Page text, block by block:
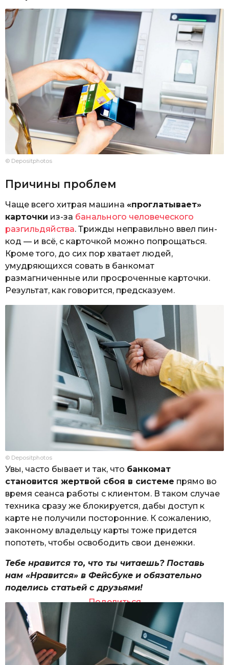
© Depositphotos
Причины проблем
Чаще всего хитрая машина «проглатывает»
карточки из-за банального человеческого
разгильдяйства. Трижды неправильно ввел пин-
код — и всё, с карточкой можно попрощаться.
Кроме того, до сих пор хватает людей,
умудряющихся совать в банкомат
размагниченные или просроченные карточки.
Результат, как говорится, предсказуем.
© Depositphotos
Увы, часто бывает и так, что банкомат
становится жертвой сбоя в системе прямо во
время сеанса работы с клиентом. В таком случае
техника сразу же блокируется, дабы доступ к
карте не получили посторонние. К сожалению,
законному владельцу карты тоже придется
попотеть, чтобы освободить свои денежки.
Тебе нравится то, что ты читаешь? Поставь
нам «Нравится» в Фейсбуке и обязательно
поделись статьей с друзьями!
Поделиться